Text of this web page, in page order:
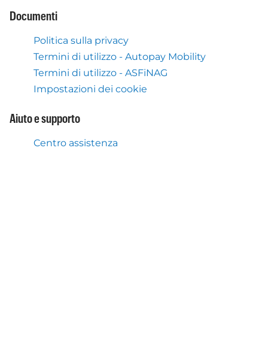
Documenti
Politica sulla privacy
Termini di utilizzo - Autopay Mobility
Termini di utilizzo - ASFiNAG
Impostazioni dei cookie
Aiuto e supporto
Centro assistenza